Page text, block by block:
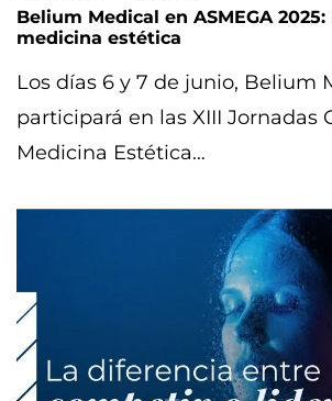
on
Belium Medical en ASMEGA
medicina estética
Los días 6 y 7 de junio, Belium
participará en las XIII Jornadas
Medicina Estética…